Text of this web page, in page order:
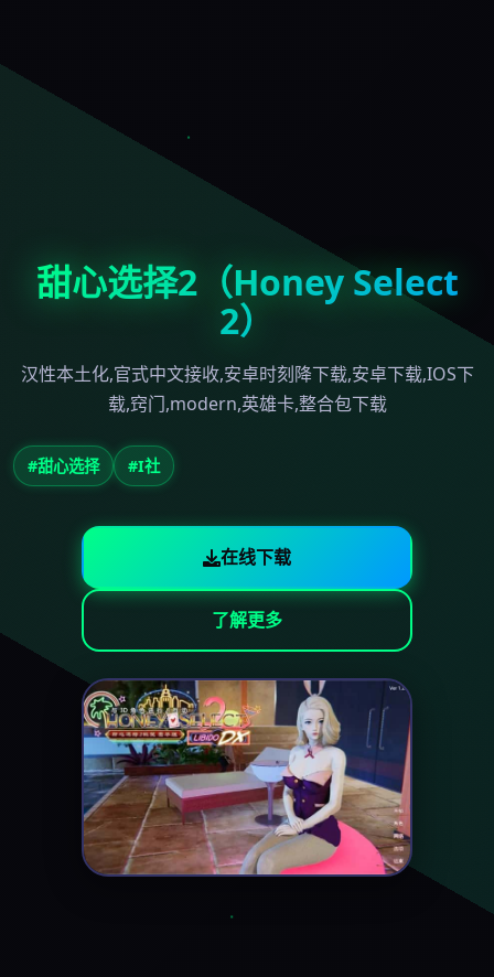
甜心选择2（Honey Select
2）
汉性本土化,官式中文接收,安卓时刻降下载,安卓下载,IOS下
载,窍门,modern,英雄卡,整合包下载
#甜心选择 #I社
在线下载
了解更多